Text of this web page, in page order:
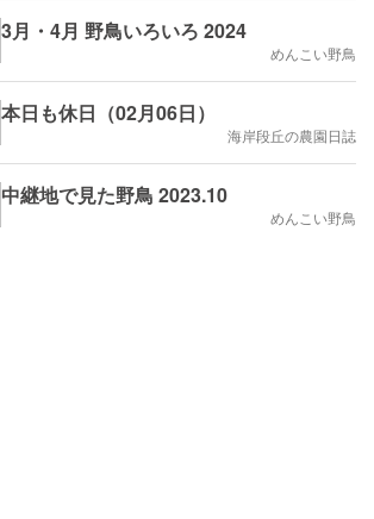
3月・4月 野鳥いろいろ 2024
めんこい野鳥
本日も休日（02月06日）
海岸段丘の農園日誌
中継地で見た野鳥 2023.10
めんこい野鳥